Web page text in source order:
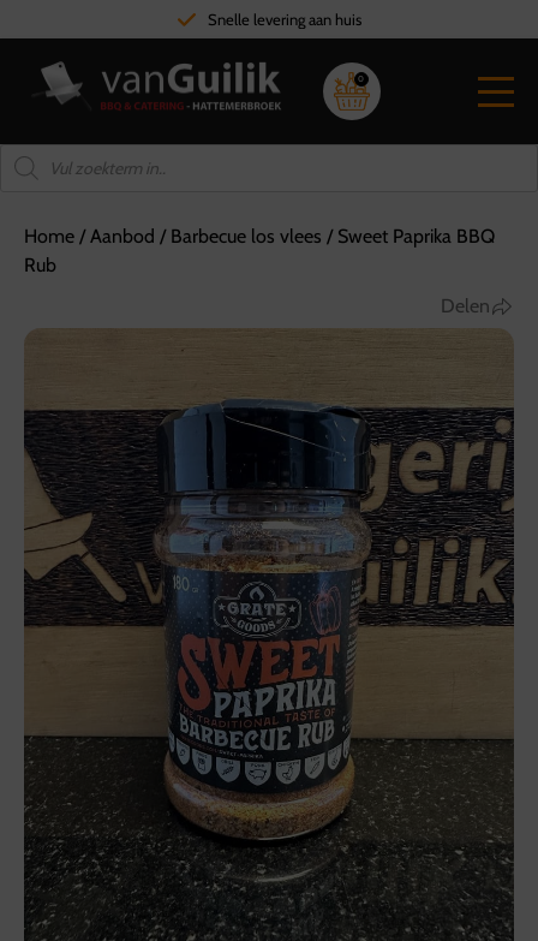
Snelle levering aan huis
0
Home /Aanbod / Barbecue los vlees / Sweet Paprika BBQ
Rub
Delen